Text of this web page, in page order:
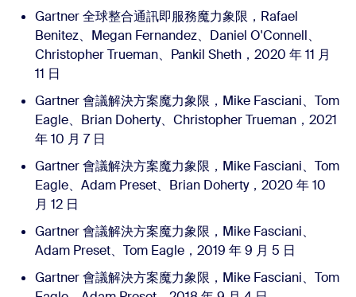
Gartner 全球整合通訊即服務魔力象限，Rafael
Benitez、Megan Fernandez、Daniel O'Connell、
Christopher Trueman、Pankil Sheth，2020 年 11 月
11 日
Gartner 會議解決方案魔力象限，Mike Fasciani、Tom
Eagle、Brian Doherty、Christopher Trueman，2021
年 10 月 7 日
Gartner 會議解決方案魔力象限，Mike Fasciani、Tom
Eagle、Adam Preset、Brian Doherty，2020 年 10
月 12 日
Gartner 會議解決方案魔力象限，Mike Fasciani、
Adam Preset、Tom Eagle，2019 年 9 月 5 日
Gartner 會議解決方案魔力象限，Mike Fasciani、Tom